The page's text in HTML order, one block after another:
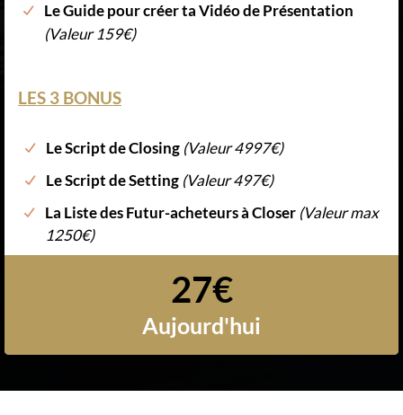
Le Guide pour créer ta Vidéo de Présentation
(Valeur 159€)
LES 3 BONUS
Le Script de Closing (Valeur 4997€)
Le Script de Setting (Valeur 497€)
La Liste des Futur-acheteurs à Closer (Valeur max
1250€)
27€
Aujourd'hui